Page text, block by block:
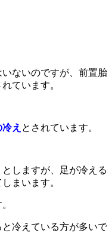
ないのですが、前置胎
ています。
え とされています。
しますが、足が冷える
まいます。
冷えている方が多いで